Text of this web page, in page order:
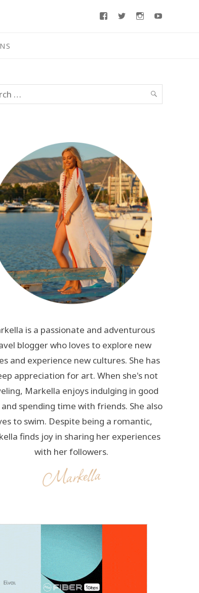
FacebookTwitterInstagram
SEARCH
is a passionate and adventurous
blogger who loves to explore new
and experience new cultures. She has
appreciation for art. When she's not
Markella enjoys indulging in good
spending time with friends. She also
to swim. Despite being a romantic,
finds joy in sharing her experiences
with her followers.